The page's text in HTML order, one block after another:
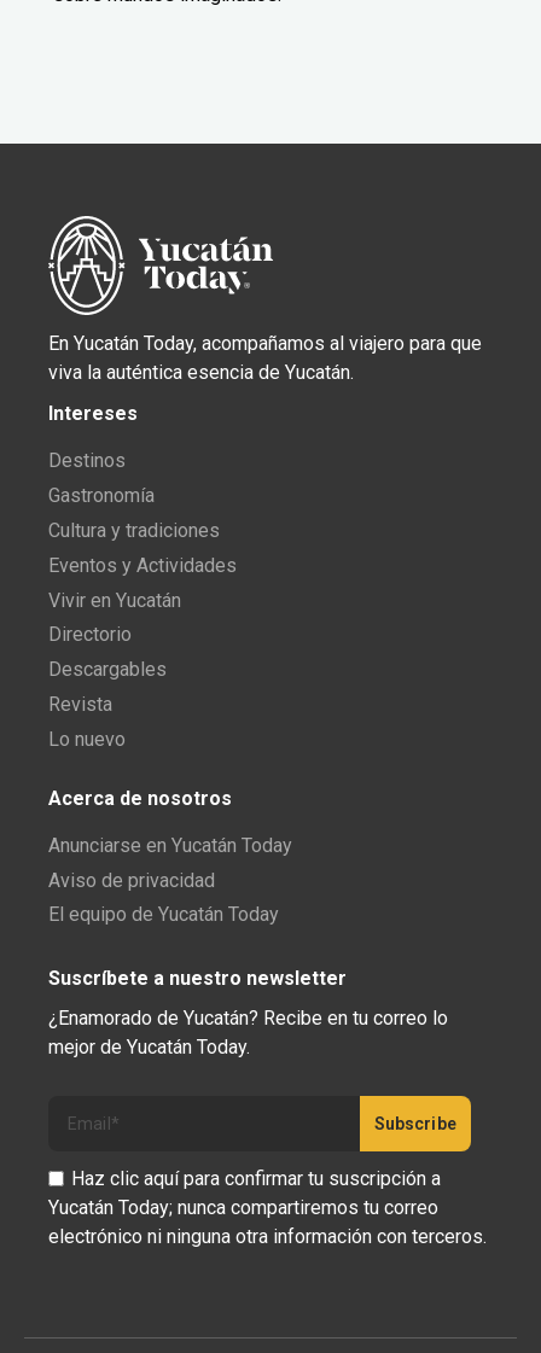
En Yucatán Today, acompañamos al viajero para que
viva la auténtica esencia de Yucatán.
Intereses
Destinos
Gastronomía
Cultura y tradiciones
Eventos y Actividades
Vivir en Yucatán
Directorio
Descargables
Revista
Lo nuevo
Acerca de nosotros
Anunciarse en Yucatán Today
Aviso de privacidad
El equipo de Yucatán Today
Suscríbete a nuestro newsletter
¿Enamorado de Yucatán? Recibe en tu correo lo
mejor de Yucatán Today.
Haz clic aquí para confirmar tu suscripción a
Yucatán Today; nunca compartiremos tu correo
electrónico ni ninguna otra información con terceros.